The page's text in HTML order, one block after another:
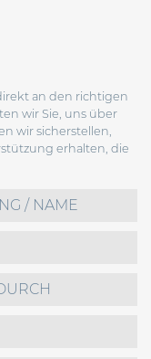
an den richtigen
wir Sie, uns über
wir sicherstellen,
erhalten, die